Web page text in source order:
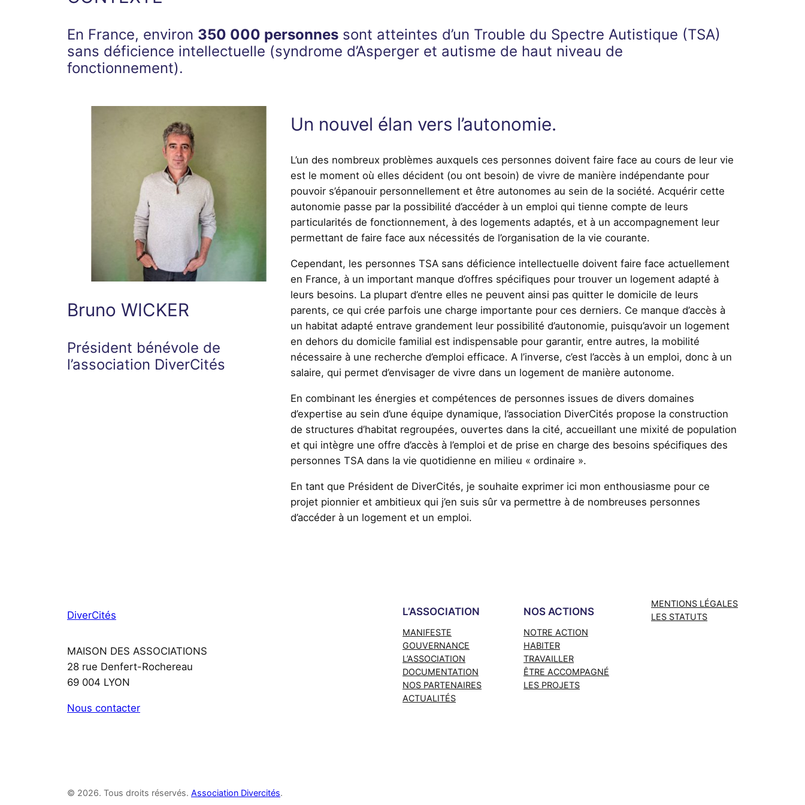
En France, environ 350 000 personnes sont atteintes d’un Trouble du Spectre Autistique (TSA)
sans déficience intellectuelle (syndrome d’Asperger et autisme de haut niveau de
fonctionnement).
Bruno WICKER
Président bénévole de
l’association DiverCités
Un nouvel élan vers l’autonomie.
L’un des nombreux problèmes auxquels ces personnes doivent faire face au cours de leur vie
est le moment où elles décident (ou ont besoin) de vivre de manière indépendante pour
pouvoir s’épanouir personnellement et être autonomes au sein de la société. Acquérir cette
autonomie passe par la possibilité d’accéder à un emploi qui tienne compte de leurs
particularités de fonctionnement, à des logements adaptés, et à un accompagnement leur
permettant de faire face aux nécessités de l’organisation de la vie courante.
Cependant, les personnes TSA sans déficience intellectuelle doivent faire face actuellement
en France, à un important manque d’offres spécifiques pour trouver un logement adapté à
leurs besoins. La plupart d’entre elles ne peuvent ainsi pas quitter le domicile de leurs
parents, ce qui crée parfois une charge importante pour ces derniers. Ce manque d’accès à
un habitat adapté entrave grandement leur possibilité d’autonomie, puisqu’avoir un logement
en dehors du domicile familial est indispensable pour garantir, entre autres, la mobilité
nécessaire à une recherche d’emploi efficace. A l’inverse, c’est l’accès à un emploi, donc à un
salaire, qui permet d’envisager de vivre dans un logement de manière autonome.
En combinant les énergies et compétences de personnes issues de divers domaines
d’expertise au sein d’une équipe dynamique, l’association DiverCités propose la construction
de structures d’habitat regroupées, ouvertes dans la cité, accueillant une mixité de population
et qui intègre une offre d’accès à l’emploi et de prise en charge des besoins spécifiques des
personnes TSA dans la vie quotidienne en milieu « ordinaire ».
En tant que Président de DiverCités, je souhaite exprimer ici mon enthousiasme pour ce
projet pionnier et ambitieux qui j’en suis sûr va permettre à de nombreuses personnes
d’accéder à un logement et un emploi.
DiverCités
MAISON DES ASSOCIATIONS
28 rue Denfert-Rochereau
69 004 LYON
Nous contacter
L’ASSOCIATION
MANIFESTE
GOUVERNANCE
L’ASSOCIATION
DOCUMENTATION
NOS PARTENAIRES
ACTUALITÉS
NOS ACTIONS
NOTRE ACTION
HABITER
TRAVAILLER
ÊTRE ACCOMPAGNÉ
LES PROJETS
MENTIONS LÉGALES
LES STATUTS
© 2026. Tous droits réservés. Association Divercités.